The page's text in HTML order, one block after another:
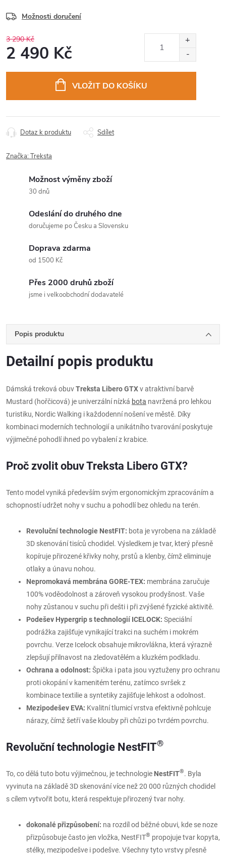
Možnosti doručení
3 290 Kč
2 490 Kč
VLOŽIT DO KOŠÍKU
Dotaz k produktu Sdílet
Značka:Treksta
Možnost výměny zboží
30 dnů
Odeslání do druhého dne
doručujeme po Česku a Slovensku
Doprava zdarma
od 1500 Kč
Přes 2000 druhů zboží
jsme i velkoobchodní dodavatelé
Popis produktu
Detailní popis produktu
Dámská treková obuvTreksta Libero GTXv atraktivní barvě
Mustard (hořčicová) je univerzální nízká bota navržená pro lehkou
turistiku, Nordic Walking i každodenní nošení ve městě. Díky
kombinaci moderních technologií a unikátního tvarování poskytuje
výjimečné pohodlí ihned po vybalení z krabice.
Proč zvolit obuv Treksta Libero GTX?
Tento model vyniká především svým ergonomickým zpracováním a
schopností udržet nohy v suchu a pohodlí bez ohledu na terén.
Revoluční technologie NestFIT: bota je vyrobena na základě
3D skenování tisíců chodidel. Výsledkem je tvar, který přesně
kopíruje přirozené křivky nohy, prstů a klenby, čímž eliminuje
otlaky a únavu nohou.
Nepromokavá membrána GORE-TEX: membrána zaručuje
100% voděodolnost a zároveň vysokou prodyšnost. Vaše
nohy zůstanou v suchu při dešti i při zvýšené fyzické aktivitě.
Podešev Hypergrip s technologií ICELOCK: Speciální
podrážka zajišťuje vynikající trakci na suchém i mokrém
povrchu. Verze Icelock obsahuje mikrovlákna, která výrazně
zlepšují přilnavost na zledovatělém a kluzkém podkladu.
Ochrana a odolnost: Špička i pata jsou vyztuženy pro ochranu
proti okopání v kamenitém terénu, zatímco svršek z
kombinace textilie a syntetiky zajišťuje lehkost a odolnost.
Mezipodešev EVA: Kvalitní tlumicí vrstva efektivně pohlcuje
nárazy, čímž šetří vaše klouby při chůzi po tvrdém povrchu.
Revoluční technologie NestFIT®
To, co dělá tuto botu výjimečnou, je technologie NestFIT®. Byla
vyvinuta na základě 3D skenování více než 20 000 různých chodidel
s cílem vytvořit botu, která respektuje přirozený tvar nohy.
dokonalé přizpůsobení: na rozdíl od běžné obuvi, kde se noze
přizpůsobuje často jen vložka, NestFIT® propojuje tvar kopyta,
stélky, mezipodešve i podešve. Všechny tyto vrstvy přesně